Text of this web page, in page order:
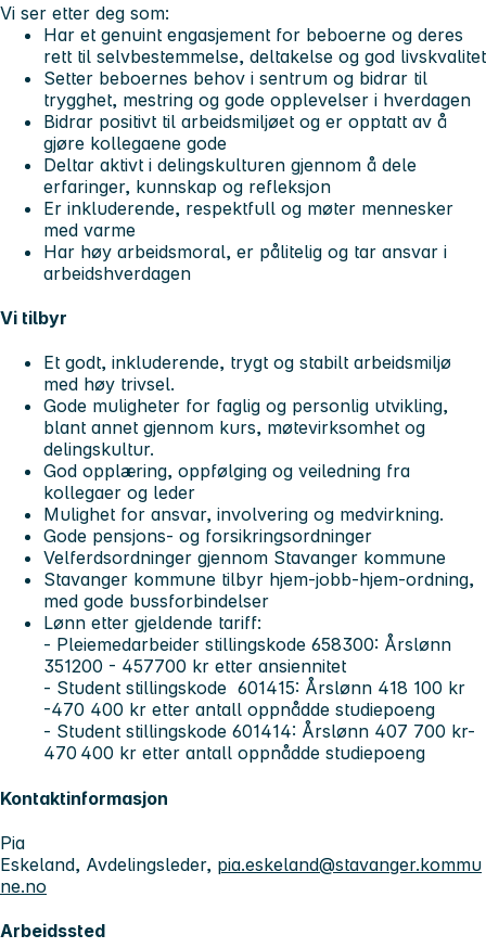
Vi ser etter deg som:
Har et genuint engasjement for beboerne og deres
rett til selvbestemmelse, deltakelse og god livskvalitet
Setter beboernes behov i sentrum og bidrar til
trygghet, mestring og gode opplevelser i hverdagen
Bidrar positivt til arbeidsmiljøet og er opptatt av å
gjøre kollegaene gode
Deltar aktivt i delingskulturen gjennom å dele
erfaringer, kunnskap og refleksjon
Er inkluderende, respektfull og møter mennesker
med varme
Har høy arbeidsmoral, er pålitelig og tar ansvar i
arbeidshverdagen
Vi tilbyr
Et godt, inkluderende, trygt og stabilt arbeidsmiljø
med høy trivsel.
Gode muligheter for faglig og personlig utvikling,
blant annet gjennom kurs, møtevirksomhet og
delingskultur.
God opplæring, oppfølging og veiledning fra
kollegaer og leder
Mulighet for ansvar, involvering og medvirkning.
Gode pensjons- og forsikringsordninger
Velferdsordninger gjennom Stavanger kommune
Stavanger kommune tilbyr hjem-jobb-hjem-ordning,
med gode bussforbindelser
Lønn etter gjeldende tariff:
- Pleiemedarbeider stillingskode 658300: Årslønn
351200 - 457700 kr etter ansiennitet
- Student stillingskode 601415: Årslønn 418 100 kr
-470 400 kr etter antall oppnådde studiepoeng
- Student stillingskode 601414: Årslønn 407 700 kr-
470 400 kr etter antall oppnådde studiepoeng
Kontaktinformasjon
Pia
Eskeland, Avdelingsleder, pia.eskeland@stavanger.kommu
ne.no
Arbeidssted